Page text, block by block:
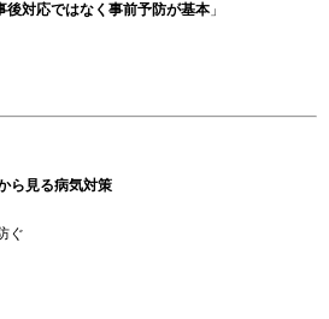
後対応ではなく事前予防が基本 」
ら見る病気対策
ぐ